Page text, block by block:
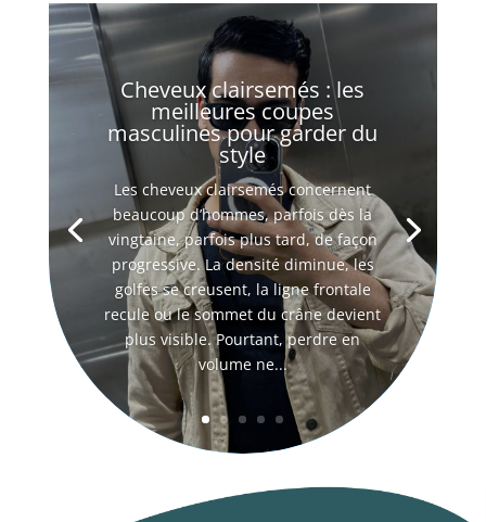
Cheveux clairsemés : les
meilleures coupes
masculines pour garder du
style
Les cheveux clairsemés concernent
beaucoup d’hommes, parfois dès la
vingtaine, parfois plus tard, de façon
progressive. La densité diminue, les
golfes se creusent, la ligne frontale
recule ou le sommet du crâne devient
plus visible. Pourtant, perdre en
volume ne...